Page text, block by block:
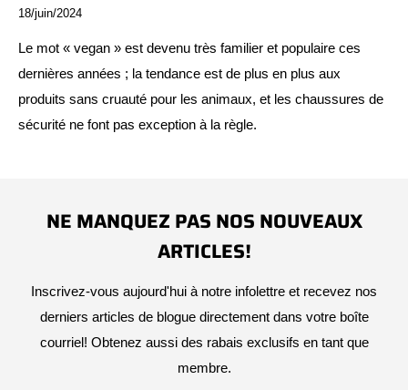
18/juin/2024
Le mot « vegan » est devenu très familier et populaire ces
dernières années ; la tendance est de plus en plus aux
produits sans cruauté pour les animaux, et les chaussures de
sécurité ne font pas exception à la règle.
NE MANQUEZ PAS NOS NOUVEAUX
ARTICLES!
Inscrivez-vous aujourd'hui à notre infolettre et recevez nos
derniers articles de blogue directement dans votre boîte
courriel! Obtenez aussi des rabais exclusifs en tant que
membre.